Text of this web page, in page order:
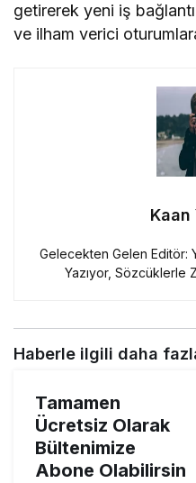
getirerek yeni iş
ve ilham verici
Kaan
Gelecekten Gelen Editör:
Yazıyor, Sözcüklerle
Haberle ilgili daha
Tamamen
Ücretsiz Olarak
Bültenimize
Abone Olabilirsin